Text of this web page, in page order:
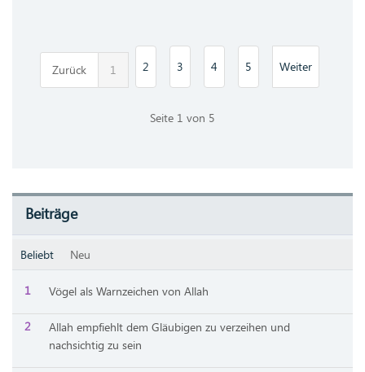
Zurück 1 2 3 4 5 Weiter
Seite 1 von 5
Beiträge
Beliebt Neu
Vögel als Warnzeichen von Allah
Allah empfiehlt dem Gläubigen zu verzeihen und
nachsichtig zu sein